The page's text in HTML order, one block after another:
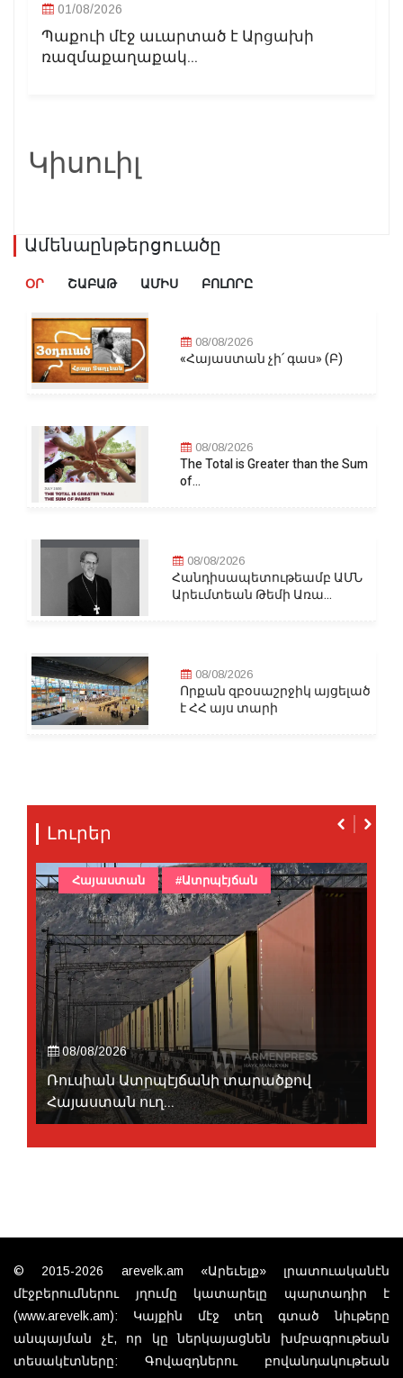
01/08/2026
Պաքուի մէջ աւարտած է Արցախի
ռազմաքաղաքակ...
Կիսուիլ
Ամենաընթերցուածը
ՕՐ ՇԱԲԱԹ ԱՄԻՍ ԲՈԼՈՐԸ
08/08/2026
«Հայաստան չի՛ գաս» (Բ)
08/08/2026
The Total is Greater than the Sum
of...
08/08/2026
Հանդիսապետութեամբ ԱՄՆ
Արեւմտեան Թեմի Առա...
08/08/2026
Որքան զբօսաշրջիկ այցելած
է ՀՀ այս տարի
Լուրեր
08/08/2026
Ռուսիան Ատրպէյճանի տարածքով
Հայաստան ուղ...
Հայաստան #Ատրպէյճան
© 2015-2026 arevelk.am «Արեւելք» լրատուականէն
մէջբերումներու յղումը կատարելը պարտադիր է
(www.arevelk.am): Կայքին մէջ տեղ գտած նիւթերը
անպայման չէ, որ կը ներկայացնեն խմբագրութեան
տեսակէտները: Գովազդներու բովանդակութեան